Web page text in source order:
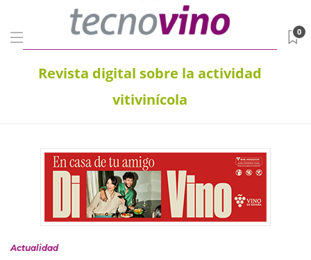
Revista digital sobre la actividad
vitivinícola
0
Actualidad